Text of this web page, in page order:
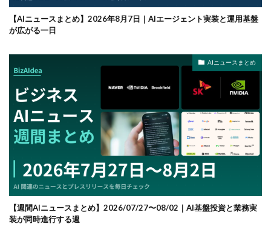
【AIニュースまとめ】2026年8月7日｜AIエージェント実装と運用基盤
が広がる一日
AIニュースまとめ
【週間AIニュースまとめ】2026/07/27〜08/02｜AI基盤投資と業務実
装が同時進行する週